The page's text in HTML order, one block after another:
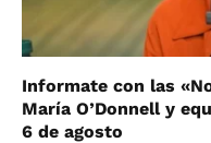
Informate con las
María O’Donnell y
6 de agosto